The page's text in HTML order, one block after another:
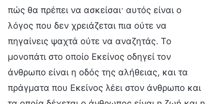
πώς θα πρέπει να ασκείσαι· αυτός είναι ο
λόγος που δεν χρειάζεται πια ούτε να
πηγαίνεις ψαχτά ούτε να αναζητάς. Το
μονοπάτι στο οποίο Εκείνος οδηγεί τον
άνθρωπο είναι η οδός της αλήθειας, και τα
πράγματα που Εκείνος λέει στον άνθρωπο και